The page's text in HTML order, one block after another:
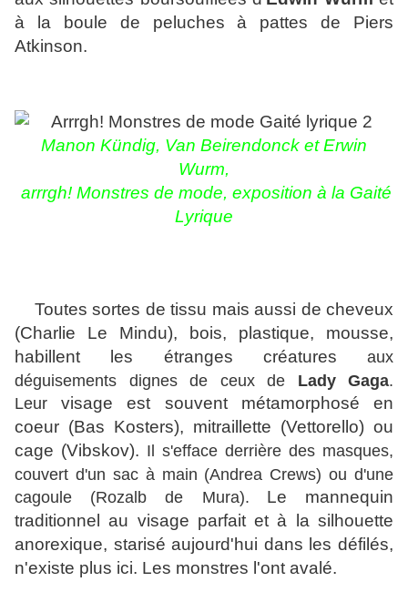
à la boule de peluches à pattes de Piers
Atkinson.
Manon Kündig, Van Beirendonck et Erwin
Wurm,
arrrgh! Monstres de mode, exposition à la Gaité
Lyrique
Toutes sortes de tissu mais aussi de cheveux
(Charlie Le Mindu), bois, plastique, mousse,
habillent les étranges créatures aux
déguisements dignes de ceux de Lady Gaga.
Leur visage est souvent métamorphosé en
coeur (Bas Kosters), mitraillette (Vettorello) ou
cage (Vibskov). Il s'efface derrière des masques,
couvert d'un sac à main (Andrea Crews) ou d'une
cagoule (Rozalb de Mura).
Le mannequin
traditionnel au visage parfait et à la silhouette
anorexique, starisé aujourd'hui dans les défilés,
n'existe plus ici. Les monstres l'ont avalé.